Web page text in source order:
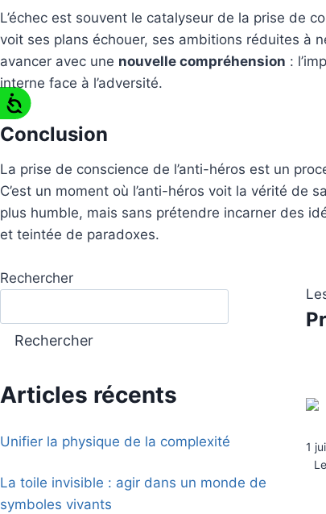
L’échec est souvent le catalyseur de la prise de
voit ses plans échouer, ses ambitions réduites à
avancer avec une nouvelle compréhension :
interne face à l’adversité.
​Conclusion
La prise de conscience de l’anti-héros est un
C’est un moment où l’anti-héros voit la vérité de
plus humble, mais sans prétendre incarner des
et teintée de paradoxes.
Rechercher
Rechercher
Articles récents
Unifier la physique de la complexité
La toile invisible : agir dans un monde de
symboles vivants
1